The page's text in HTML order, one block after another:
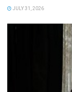
JULY 31, 2026